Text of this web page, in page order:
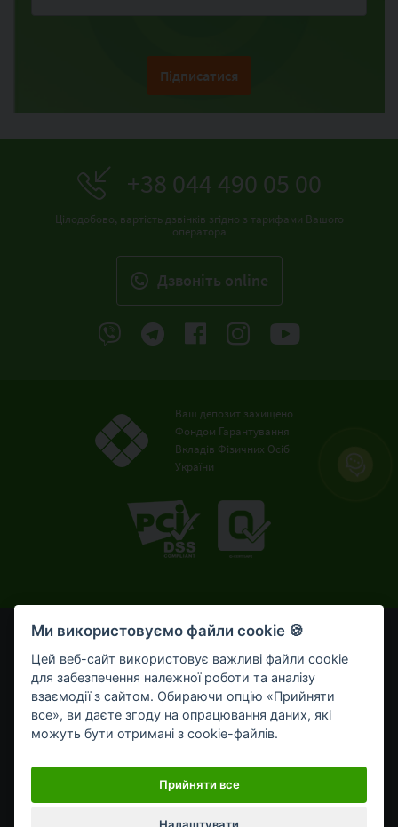
Підписатися
+38 044 490 05 00
Цілодобово, вартість дзвінків згідно з тарифами Вашого
оператора
Дзвонiть online
Ваш депозит захищено
Фондом Гарантування
Вкладів Фізичних Осіб
України
© OTP Bank, 2008-2026. Усі права захищені.
Ліцензія НБУ № 191 від 05.10.2011 р.
Внесено до Державного реєстру банків №273
від 02.03.1998 р.
Умови використання
Bикористання cookie-файлів
Мобільний застосунок OTP Bank UA для приватних клієнтів
Ми використовуємо файли cookie 🍪
Цей веб-сайт використовує важливі файли cookie
для забезпечення належної роботи та аналізу
взаємодії з сайтом. Обираючи опцію «Прийняти
все», ви даєте згоду на опрацювання даних, які
можуть бути отримані з cookie-файлів.
Прийняти все
Налаштувати